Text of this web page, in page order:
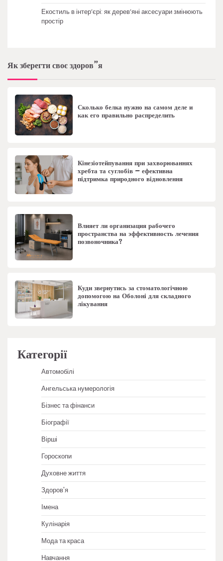
Екостиль в інтер’єрі: як дерев’яні аксесуари змінюють
простір
Як зберегти своє здоров”я
Сколько белка нужно на самом деле и
как его правильно распределить
Кінезіотейпування при захворюваннях
хребта та суглобів – ефективна
підтримка природного відновлення
Влияет ли организация рабочего
пространства на эффективность лечения
позвоночника?
Куди звернутись за стоматологічною
допомогою на Оболоні для складного
лікування
Категорії
Автомобілі
Ангельська нумерологія
Бізнес та фінанси
Біографії
Вірші
Гороскопи
Духовне життя
Здоров'я
Імена
Кулінарія
Мода та краса
Навчання